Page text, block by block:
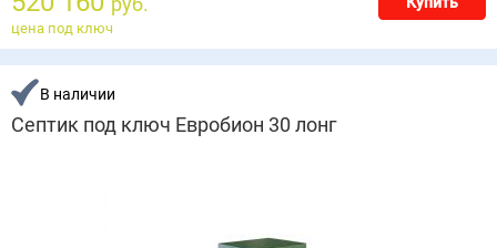
цена под ключ
В наличии
Септик под ключ Евробион 30 лонг